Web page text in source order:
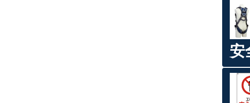
安